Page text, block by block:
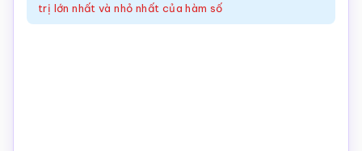
trị lớn nhất và nhỏ nhất của hàm số